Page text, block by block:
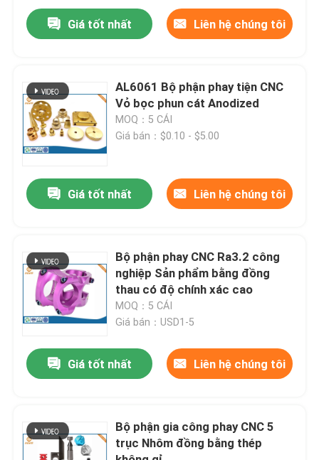
Sản phẩm
Về chúng tôi
Tham quan nhà máy
Liên hệ chúng tôi
Tin tức
Đúc khuôn nhôm
Bộ phận gia công CNC
Giá tốt nhất Liên hệ chúng tôi
AL6061 Bộ phận phay tiện CNC
Vỏ bọc phun cát Anodized
MOQ：5 CÁI
Giá bán：$0.10 - $5.00
Giá tốt nhất Liên hệ chúng tôi
Bộ phận phay CNC Ra3.2 công
nghiệp Sản phẩm bằng đồng
thau có độ chính xác cao
MOQ：5 CÁI
Giá bán：USD1-5
Giá tốt nhất Liên hệ chúng tôi
Bộ phận gia công phay CNC 5
trục Nhôm đồng bằng thép